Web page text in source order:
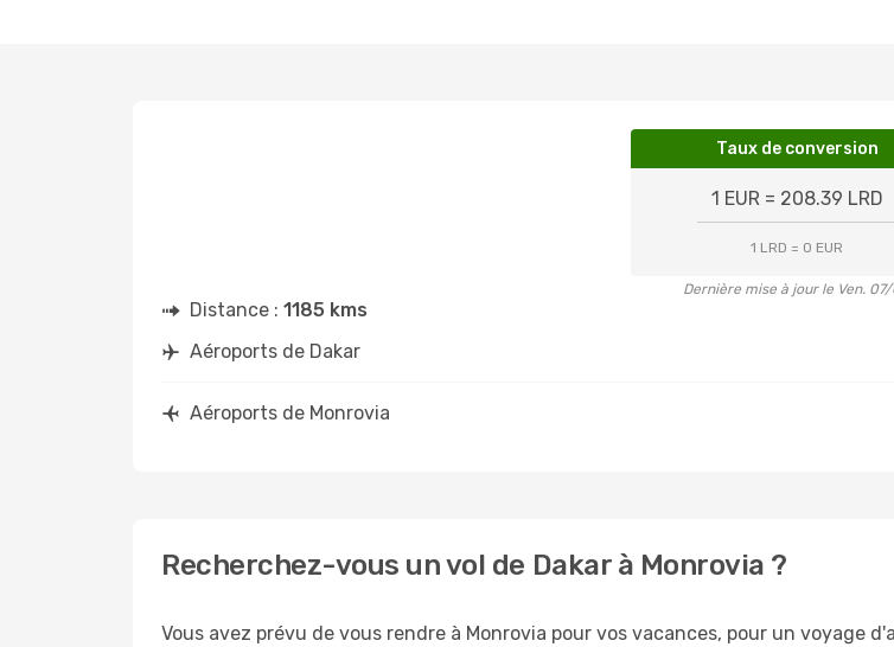
Taux de conversion
1 EUR = 208.39 LRD
1 LRD = 0 EUR
Dernière mise à jour le Ven.
Distance : 1185 kms
Aéroports de Dakar
Aéroports de Monrovia
Recherchez-vous un vol de Dakar à Monrovia ?
Vous avez prévu de vous rendre à Monrovia pour vos vacances, pour un voyage